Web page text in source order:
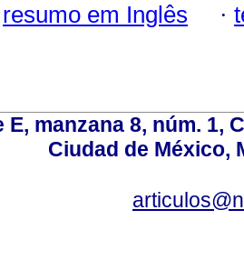
resumo em Inglês ·
E, manzana 8, núm. 1,
Ciudad de México,